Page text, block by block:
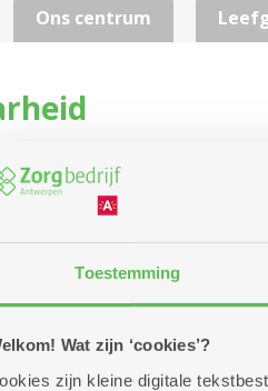
Toestemming
Wat zijn ‘cookies’?
zijn kleine digitale
Ons centrum
Dennenhuis?
Rooseveltplaats -
Rooseveltplaats -